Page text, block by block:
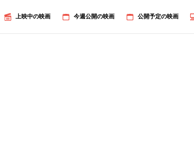
上映中の映画 今週公開の映画 公開予定の映画